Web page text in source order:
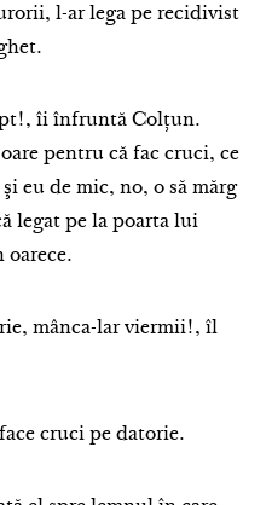
l-ar lega pe recidivist
îi înfruntă Colţun.
pentru că fac cruci, ce
eu de mic, no, o să mărg
legat pe la poarta lui
oarece.
mânca-lar viermii!, îl
cruci pe datorie.